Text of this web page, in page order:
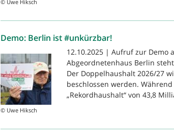
© Uwe Hiksch
Demo: Berlin ist #unkürzbar!
© Uwe Hiksch
12.10.2025 | Aufruf zur Demo
Abgeordnetenhaus Berlin
Der Doppelhaushalt 2026/27
beschlossen werden.
„Rekordhaushalt“ von 43,8